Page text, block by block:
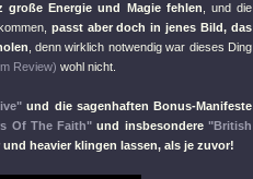
große Energie und Magie fehlen , und die
passt aber doch in jenes Bild, das
, denn wirklich notwendig war dieses Ding
Review) wohl nicht.
und die sagenhaften Bonus-Manifeste
Of The Faith" und insbesondere"British
heavier klingen lassen, als je zuvor!